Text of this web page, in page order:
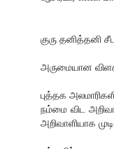
குரு தனித்தனி
அருமையான
புத்தக
நம்மை விட
அறிவாளியாக